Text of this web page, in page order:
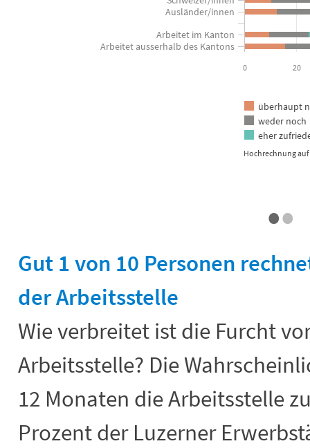
Hochrechnung
überhaupt
weder noch
eher
0 20
Ausländer/innen
Arbeitet im Kanton
Arbeitet ausserhalb des Kantons
••
Gut 1 von 10 Personen
der Arbeitsstelle
Wie verbreitet ist die Furcht
Arbeitsstelle? Die
12 Monaten die Arbeitsstelle
Prozent der Luzerner